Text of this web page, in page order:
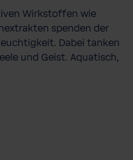
Wirkstoffen wie
spenden der
Dabei tanken
und Geist. Aquatisch,